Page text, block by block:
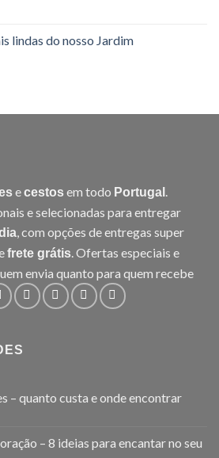
lindas do nosso Jardim
ecestosem todo Portugal .
e selecionadas para entregar
, com opções de entregas super
frete grátis. Ofertas especiais e
envia quanto para quem recebe
– quanto custa e onde encontrar
– 8 ideias para encantar no seu